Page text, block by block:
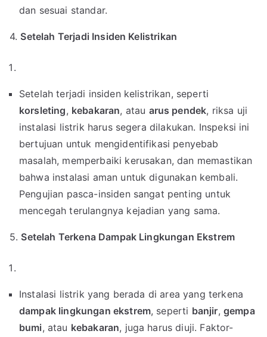
dan sesuai standar.
4. Setelah Terjadi Insiden Kelistrikan
Setelah terjadi insiden kelistrikan, seperti
korsleting, kebakaran, atau arus pendek, riksa uji
instalasi listrik harus segera dilakukan. Inspeksi ini
bertujuan untuk mengidentifikasi penyebab
masalah, memperbaiki kerusakan, dan memastikan
bahwa instalasi aman untuk digunakan kembali.
Pengujian pasca-insiden sangat penting untuk
mencegah terulangnya kejadian yang sama.
5. Setelah Terkena Dampak Lingkungan Ekstrem
Instalasi listrik yang berada di area yang terkena
dampak lingkungan ekstrem, seperti banjir, gempa
bumi, atau kebakaran, juga harus diuji. Faktor-